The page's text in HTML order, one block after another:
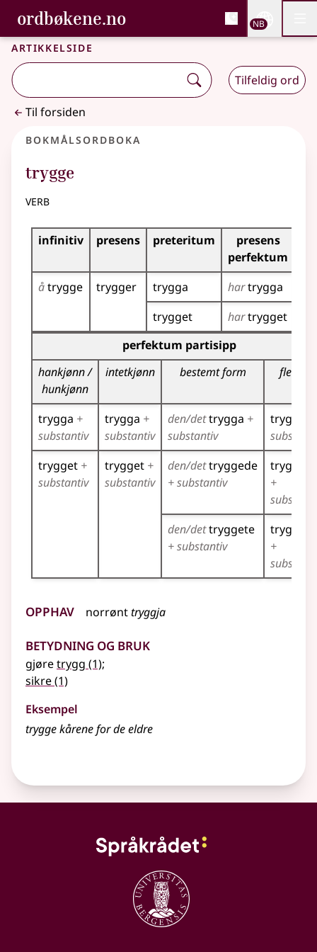
Gå til hovedinnhold
Tilgjengelighet
ordbøkene.no, Bokmålsordboka og
Bokmålsordboka og Nynorskordboka
NB
Artikkelside
Tilfeldig ord
Til forsiden
Bokmålsordboka
trygge
verb
Bøyingstabell for dette verbet
infinitiv presens preteritum
presens
perfektum
åtrygge trygger trygga hartrygga
trygget
hartrygget
Bøyingstabell for dette verbet (partisippformer)
perfektum partisipp
hankjønn /
hunkjønn
intetkjønn bestemt form flertall
trygga +
substantiv
trygga +
substantiv
den/dettrygga +
substantiv
trygga
trygget +
substantiv
trygget +
substantiv
den/dettryggede
+ substantiv
+
den/dettryggete
+ substantiv
tryggete
+
Opphav norrønttryggja
Betydning og bruk
gjøretrygg (1);
sikre(1)
Eksempel
tryggekårene for de eldre